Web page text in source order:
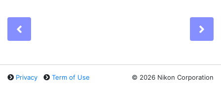
Privacy Term of Use © 2026 Nikon Corporation